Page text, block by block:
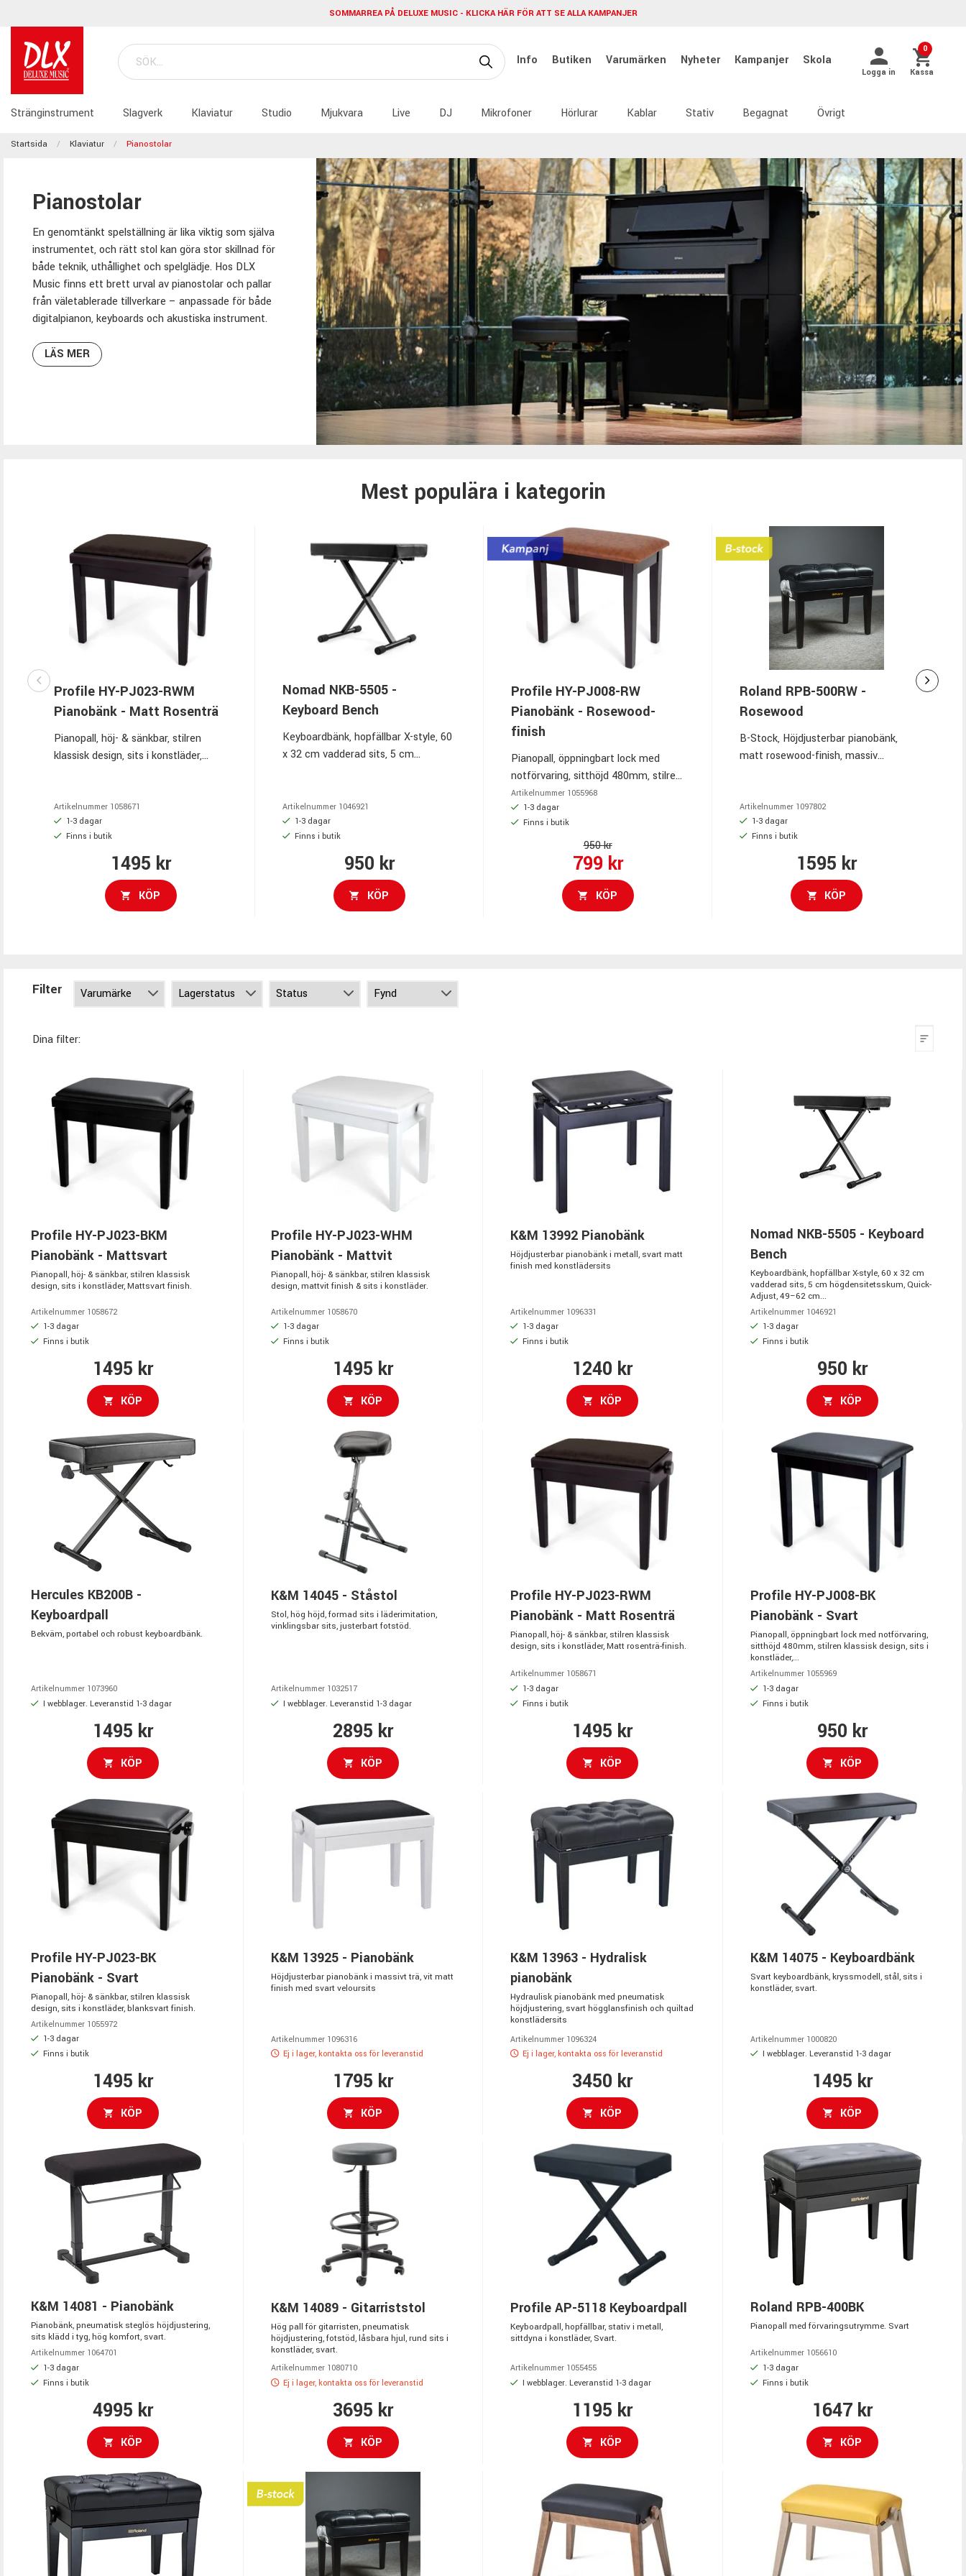
SOMMARREA PÅ DELUXE MUSIC - KLICKA HÄR FÖR ATT SE ALLA KAMPANJER
Info Butiken Varumärken Nyheter Kampanjer Skola
Logga in
0
Kassa
Stränginstrument Slagverk Klaviatur Studio Mjukvara Live DJ Mikrofoner Hörlurar Kablar Stativ Begagnat Övrigt
Startsida Klaviatur Pianostolar
Pianostolar
En genomtänkt spelställning är lika viktig som själva
instrumentet, och rätt stol kan göra stor skillnad för
både teknik, uthållighet och spelglädje. Hos DLX
Music finns ett brett urval av pianostolar och pallar
från väletablerade tillverkare – anpassade för både
digitalpianon, keyboards och akustiska instrument.
LÄS MER
Mest populära i kategorin
Profile HY-PJ023-RWM
Pianobänk - Matt Rosenträ
Pianopall, höj- & sänkbar, stilren
klassisk design, sits i konstläder,
Artikelnummer 1058671
1-3 dagar
Finns i butik
1495 kr
KÖP
Nomad NKB-5505 -
Keyboard Bench
Keyboardbänk, hopfällbar X-style, 60
x 32 cm vadderad sits, 5 cm
gummifötter, max 150 kg
Artikelnummer 1046921
1-3 dagar
Finns i butik
950 kr
KÖP
Profile HY-PJ008-RW
Pianobänk - Rosewood-
finish
Pianopall, öppningbart lock med
notförvaring, sitthöjd 480mm, stilren
klassisk design, sits i konstläder,
Rosewood finish.
Artikelnummer 1055968
1-3 dagar
Finns i butik
950 kr
799 kr
KÖP
Roland RPB-500RW -
Rosewood
B-Stock, Höjdjusterbar pianobänk,
matt rosewood-finish, massiv
mekaniska sidovred, inbyggd
förvaring under sitsen, sitsmått 55 x
34 cm, cirka 11 kg
Artikelnummer 1097802
1-3 dagar
Finns i butik
1595 kr
KÖP
Filter
Dina filter:
Profile HY-PJ023-BKM
Pianobänk - Mattsvart
Pianopall, höj- & sänkbar, stilren klassisk
design, sits i konstläder, Mattsvart finish.
Artikelnummer 1058672
1-3 dagar
Finns i butik
1495 kr
KÖP
Profile HY-PJ023-WHM
Pianobänk - Mattvit
Pianopall, höj- & sänkbar, stilren klassisk
design, mattvit finish & sits i konstläder.
Artikelnummer 1058670
1-3 dagar
Finns i butik
1495 kr
KÖP
K&M 13992 Pianobänk
Höjdjusterbar pianobänk i metall, svart matt
finish med konstlädersits
Artikelnummer 1096331
1-3 dagar
Finns i butik
1240 kr
KÖP
Nomad NKB-5505 - Keyboard
Bench
Keyboardbänk, hopfällbar X-style, 60 x 32 cm
vadderad sits, 5 cm högdensitetsskum, Quick-
Adjust, 49–62 cm...
Artikelnummer 1046921
1-3 dagar
Finns i butik
950 kr
KÖP
Hercules KB200B -
Keyboardpall
Bekväm, portabel och robust keyboardbänk.
Artikelnummer 1073960
I webblager. Leveranstid 1-3 dagar
1495 kr
KÖP
K&M 14045 - Ståstol
Stol, hög höjd, formad sits i läderimitation,
vinklingsbar sits, justerbart fotstöd.
Artikelnummer 1032517
I webblager. Leveranstid 1-3 dagar
2895 kr
KÖP
Profile HY-PJ023-RWM
Pianobänk - Matt Rosenträ
Pianopall, höj- & sänkbar, stilren klassisk
design, sits i konstläder, Matt rosenträ-finish.
Artikelnummer 1058671
1-3 dagar
Finns i butik
1495 kr
KÖP
Profile HY-PJ008-BK
Pianobänk - Svart
Pianopall, öppningbart lock med notförvaring,
sitthöjd 480mm, stilren klassisk design, sits i
konstläder,...
Artikelnummer 1055969
1-3 dagar
Finns i butik
950 kr
KÖP
Profile HY-PJ023-BK
Pianobänk - Svart
Pianopall, höj- & sänkbar, stilren klassisk
design, sits i konstläder, blanksvart finish.
Artikelnummer 1055972
1-3 dagar
Finns i butik
1495 kr
KÖP
K&M 13925 - Pianobänk
Höjdjusterbar pianobänk i massivt trä, vit matt
finish med svart veloursits
Artikelnummer 1096316
Ej i lager, kontakta oss för leveranstid
1795 kr
KÖP
K&M 13963 - Hydralisk
pianobänk
Hydraulisk pianobänk med pneumatisk
höjdjustering, svart högglansfinish och quiltad
konstlädersits
Artikelnummer 1096324
Ej i lager, kontakta oss för leveranstid
3450 kr
KÖP
K&M 14075 - Keyboardbänk
Svart keyboardbänk, kryssmodell, stål, sits i
konstläder, svart.
Artikelnummer 1000820
I webblager. Leveranstid 1-3 dagar
1495 kr
KÖP
K&M 14081 - Pianobänk
Pianobänk, pneumatisk steglös höjdjustering,
sits klädd i tyg, hög komfort, svart.
Artikelnummer 1064701
1-3 dagar
Finns i butik
4995 kr
KÖP
K&M 14089 - Gitarriststol
Hög pall för gitarristen, pneumatisk
höjdjustering, fotstöd, låsbara hjul, rund sits i
konstläder, svart.
Artikelnummer 1080710
Ej i lager, kontakta oss för leveranstid
3695 kr
KÖP
Profile AP-5118 Keyboardpall
Keyboardpall, hopfällbar, stativ i metall,
sittdyna i konstläder, Svart.
Artikelnummer 1055455
I webblager. Leveranstid 1-3 dagar
1195 kr
KÖP
Roland RPB-400BK
Pianopall med förvaringsutrymme. Svart
Artikelnummer 1056610
1-3 dagar
Finns i butik
1647 kr
KÖP